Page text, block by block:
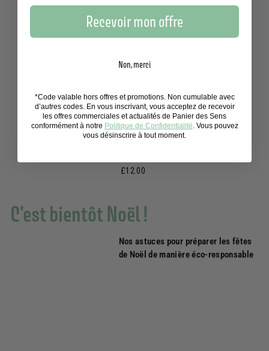
£12.00
C'est bientôt Noël !
Nos astuces pour préparer les fêtes
de Noël de manière éco-responsable
Recevoir mon offre
Non, merci
*Code valable hors offres et promotions. Non cumulable avec
d’autres codes. En vous inscrivant, vous acceptez de recevoir
les offres commerciales et actualités de Panier des Sens
conformément à notre Politique de Confidentialité . Vous pouvez
vous désinscrire à tout moment.